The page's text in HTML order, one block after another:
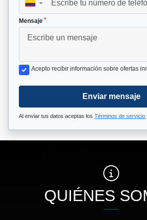
▼
Mensaje *
Acepto recibir información sobre ofertas
Enviar mensaje
Al enviar tus datos aceptas los Términos de servicio
QUIÉNES